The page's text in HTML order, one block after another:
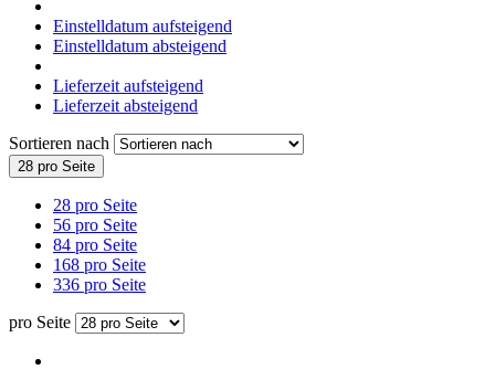
Einstelldatum aufsteigend
Einstelldatum absteigend
Lieferzeit aufsteigend
Lieferzeit absteigend
Sortieren nach
28 pro Seite
28 pro Seite
56 pro Seite
84 pro Seite
168 pro Seite
336 pro Seite
pro Seite